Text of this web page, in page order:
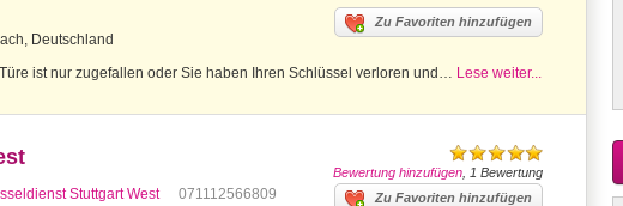
Zu Favoriten hinzufügen
Deutschland
ist nur zugefallen oder Sie haben Ihren Schlüssel verloren und… Lese weiter...
Bewertung hinzufügen , 1 Bewertung
Stuttgart West Zu Favoriten hinzufügen
071112566809